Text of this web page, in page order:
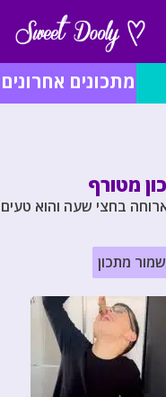
מתכונים אחרונים
מטורף
בחצי שעה והוא טעים
שמור מתכון